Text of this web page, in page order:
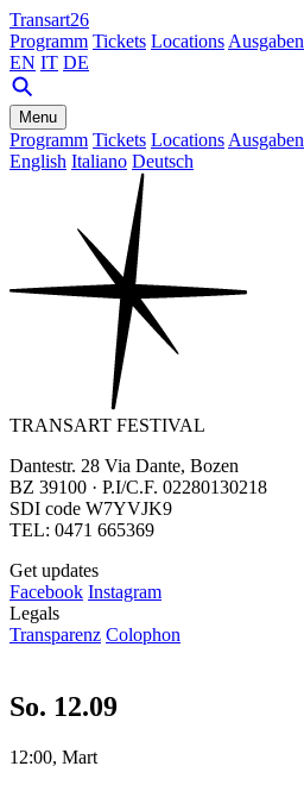
Transart26
Programm Tickets Locations Ausgaben
EN IT DE
Menu
Programm Tickets Locations Ausgaben
English Italiano Deutsch
TRANSART FESTIVAL
Dantestr. 28 Via Dante, Bozen
BZ 39100 · P.I/C.F. 02280130218
SDI code W7YVJK9
TEL: 0471 665369
Get updates
Facebook Instagram
Legals
Transparenz Colophon
So. 12.09
12:00, Mart